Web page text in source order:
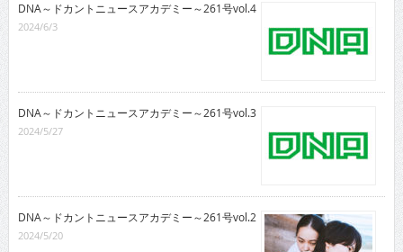
DNA～ドカントニュースアカデミー～261号vol.4
2024/6/3
DNA～ドカントニュースアカデミー～261号vol.3
2024/5/27
DNA～ドカントニュースアカデミー～261号vol.2
2024/5/20